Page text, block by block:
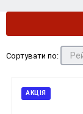
Сортувати по:
АКЦІЯ